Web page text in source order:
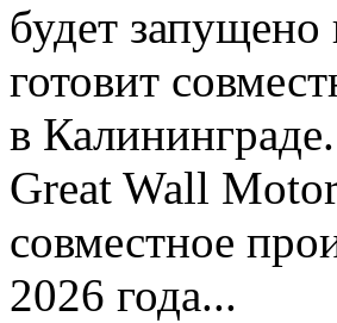
будет
готовит
в
Great Wall
совместное
2026 года...